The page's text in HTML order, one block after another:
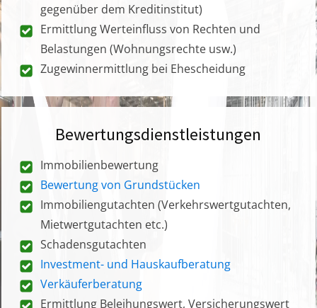
gegenüber dem Kreditinstitut)
Ermittlung Werteinfluss von Rechten und
Belastungen (Wohnungsrechte usw.)
Zugewinnermittlung bei Ehescheidung
Bewertungsdienstleistungen
Immobilienbewertung
Bewertung von Grundstücken
Immobiliengutachten (Verkehrswertgutachten,
Mietwertgutachten etc.)
Schadensgutachten
Investment- und Hauskaufberatung
Verkäuferberatung
Ermittlung Beleihungswert, Versicherungswert